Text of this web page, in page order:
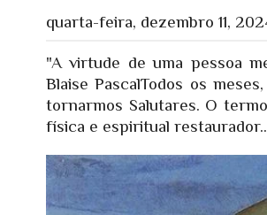
quarta-feira, dezembro 11,
"A virtude de uma pessoa
Blaise PascalTodos os
tornarmos Salutares. O
física e espiritual